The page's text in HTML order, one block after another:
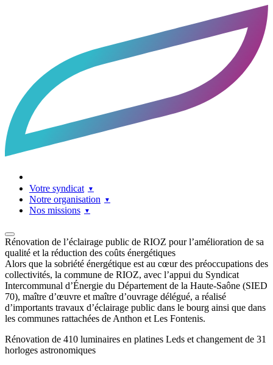
Votre syndicat
Notre organisation
Nos missions
Rénovation de l’éclairage public de RIOZ pour l’amélioration de sa
qualité et la réduction des coûts énergétiques
Alors que la sobriété énergétique est au cœur des préoccupations des
collectivités, la commune de RIOZ, avec l’appui du Syndicat
Intercommunal d’Énergie du Département de la Haute-Saône (SIED
70), maître d’œuvre et maître d’ouvrage délégué, a réalisé
d’importants travaux d’éclairage public dans le bourg ainsi que dans
les communes rattachées de Anthon et Les Fontenis.
Rénovation de 410 luminaires en platines Leds et changement de 31
horloges astronomiques